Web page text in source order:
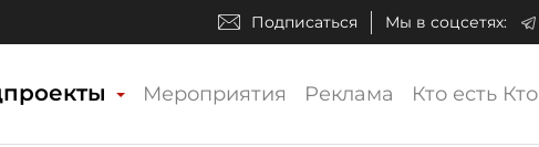
Подписаться Мы в соцсетях:
Мероприятия Реклама Кто есть Кто